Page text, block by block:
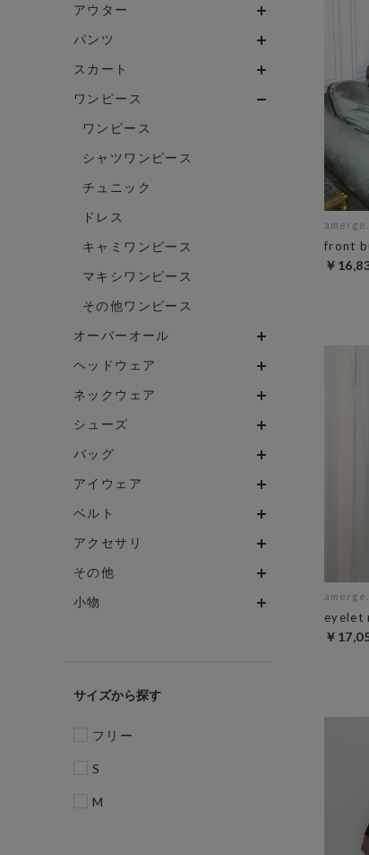
アウター
パンツ
スカート
ワンピース
ワンピース
シャツワンピース
チュニック
ドレス
キャミワンピース
マキシワンピース
その他ワンピース
オーバーオール
ヘッドウェア
ネックウェア
シューズ
バッグ
アイウェア
ベルト
アクセサリ
その他
小物
サイズ
フリー
S
M
amerge.
front
￥
amerge.
eyelet
￥